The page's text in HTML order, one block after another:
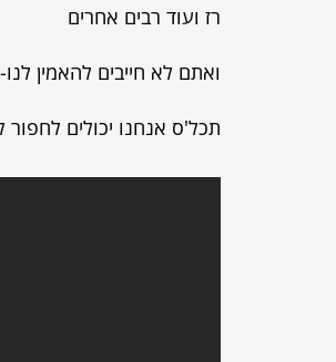
רז ועוד רבים אחרים
ואתם לא חייבים להאמין
תכל'ס אנחנו יכולים